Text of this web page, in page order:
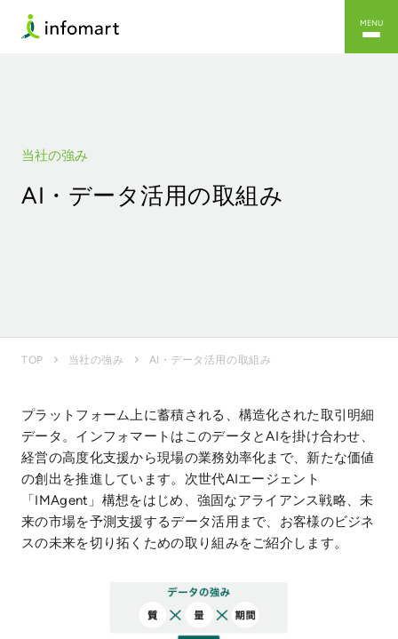
MENU
当社の強み
AI・データ活用の取組み
TOP 当社の強み AI・データ活用の取組み
プラットフォーム上に蓄積される、構造化された取引明細
データ。インフォマートはこのデータとAIを掛け合わせ、
経営の高度化支援から現場の業務効率化まで、新たな価値
の創出を推進しています。次世代AIエージェント
「IMAgent」構想をはじめ、強固なアライアンス戦略、未
来の市場を予測支援するデータ活用まで、お客様のビジネ
スの未来を切り拓くための取り組みをご紹介します。